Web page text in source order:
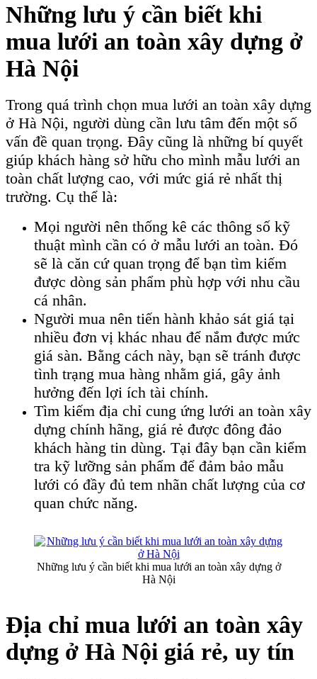
Những lưu ý cần biết khi
mua lưới an toàn xây dựng ở
Hà Nội
Trong quá trình chọn mua lưới an toàn xây dựng
ở Hà Nội, người dùng cần lưu tâm đến một số
vấn đề quan trọng. Đây cũng là những bí quyết
giúp khách hàng sở hữu cho mình mẫu lưới an
toàn chất lượng cao, với mức giá rẻ nhất thị
trường. Cụ thể là:
Mọi người nên thống kê các thông số kỹ
thuật mình cần có ở mẫu lưới an toàn. Đó
sẽ là căn cứ quan trọng để bạn tìm kiếm
được dòng sản phẩm phù hợp với nhu cầu
cá nhân.
Người mua nên tiến hành khảo sát giá tại
nhiều đơn vị khác nhau để nắm được mức
giá sàn. Bằng cách này, bạn sẽ tránh được
tình trạng mua hàng nhằm giá, gây ảnh
hưởng đến lợi ích tài chính.
Tìm kiếm địa chỉ cung ứng lưới an toàn xây
dựng chính hãng, giá rẻ được đông đảo
khách hàng tin dùng. Tại đây bạn cần kiểm
tra kỹ lưỡng sản phẩm để đảm bảo mẫu
lưới có đầy đủ tem nhãn chất lượng của cơ
quan chức năng.
Những lưu ý cần biết khi mua lưới an toàn xây dựng ở
Hà Nội
Địa chỉ mua lưới an toàn xây
dựng ở Hà Nội giá rẻ, uy tín